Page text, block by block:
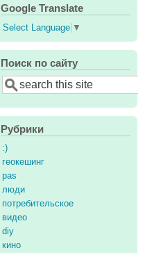
Google Translate
Select Language ▼
Поиск по сайту
Search
Рубрики
:)
геокешинг
pas
люди
потребительское
видео
diy
кино